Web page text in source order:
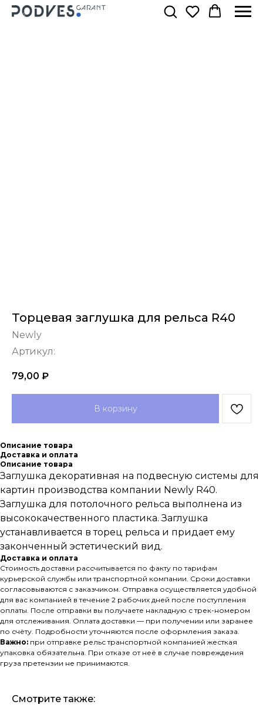
Торцевая заглушка для рельса R40
Newly
Артикул:
79,00 ₽
В корзину
Описание товара
Доставка и оплата
Описание товара
Заглушка декоративная на подвесную системы для
картин производства компании Newly R40.
Заглушка для потолочного рельса выполнена из
высококачественного пластика. Заглушка
устанавливается в торец рельса и придает ему
законченный эстетический вид.
Доставка и оплата
Стоимость доставки рассчитывается по факту по тарифам
курьерской службы или транспортной компании. Сроки доставки
согласовываются с заказчиком. Отправка осуществляется удобной
для вас компанией в течение 2 рабочих дней после поступления
оплаты. После отправки вы получаете накладную с трек-номером
для отслеживания. Оплата доставки — при получении или заранее
по счёту. Подробности уточняются после оформления заказа.
Важно: при отправке рельс транспортной компанией жесткая
упаковка обязательна. При отказе от неё в случае повреждения
груза претензии не принимаются.
Смотрите также: